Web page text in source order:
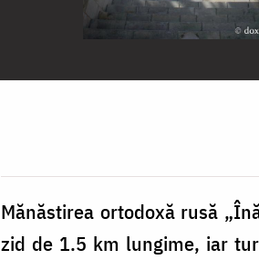
Mănăstirea ortodoxă rusă
zid de 1.5 km lungime, iar